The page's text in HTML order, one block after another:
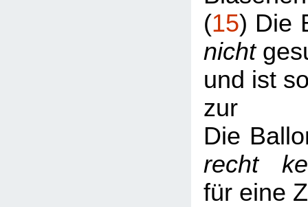
(15) Die
nicht
und ist
zur
Die
recht
für eine